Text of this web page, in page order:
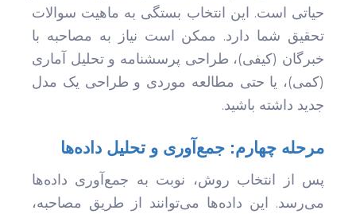
حیاتی است. این انتخاب بستگی به ماهیت سوالات
تحقیق شما دارد. ممکن است نیاز به مصاحبه با
خبرگان (کیفی)، طراحی پرسشنامه و تحلیل آماری
(کمی)، یا حتی مطالعه موردی و طراحی یک مدل
جدید داشته باشید.
مرحله چهارم: جمع‌آوری و تحلیل داده‌ها
پس از انتخاب روش، نوبت به جمع‌آوری داده‌ها
می‌رسد. این داده‌ها می‌توانند از طریق مصاحبه،